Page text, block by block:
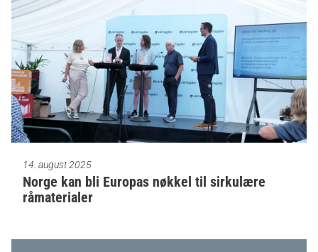
14. august 2025
Norge kan bli Europas nøkkel til sirkulære
råmaterialer